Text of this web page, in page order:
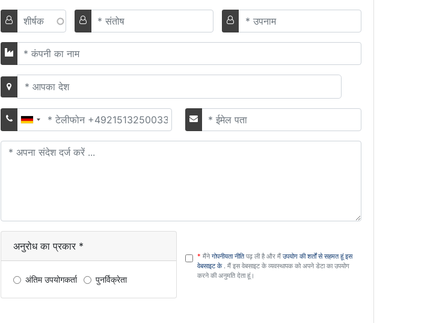
शीर्षक Vorname
अंतिम
कंपनी
भूमि
फोन
ईमेल
अपना
अनुरोध का प्रकार *
अंतिम उपयोगकर्ता पुनर्विक्रेता
DSGVO
* मैंनेगोपनीयता नीतिपढ़ ली है और मैंउपयोग की शर्तों से सहमत हूं इस
वेबसाइट के . मैं इस वेबसाइट के व्यवस्थापक को अपने डेटा का उपयोग
करने की अनुमति देता हूं।